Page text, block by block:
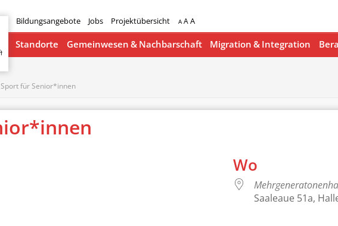
Bildungsangebote Jobs Projektübersicht A AA
Standorte Gemeinwesen & Nachbarschaft Migration & Integration
Sport für Senior*innen
Wo
Saaleaue 51a,